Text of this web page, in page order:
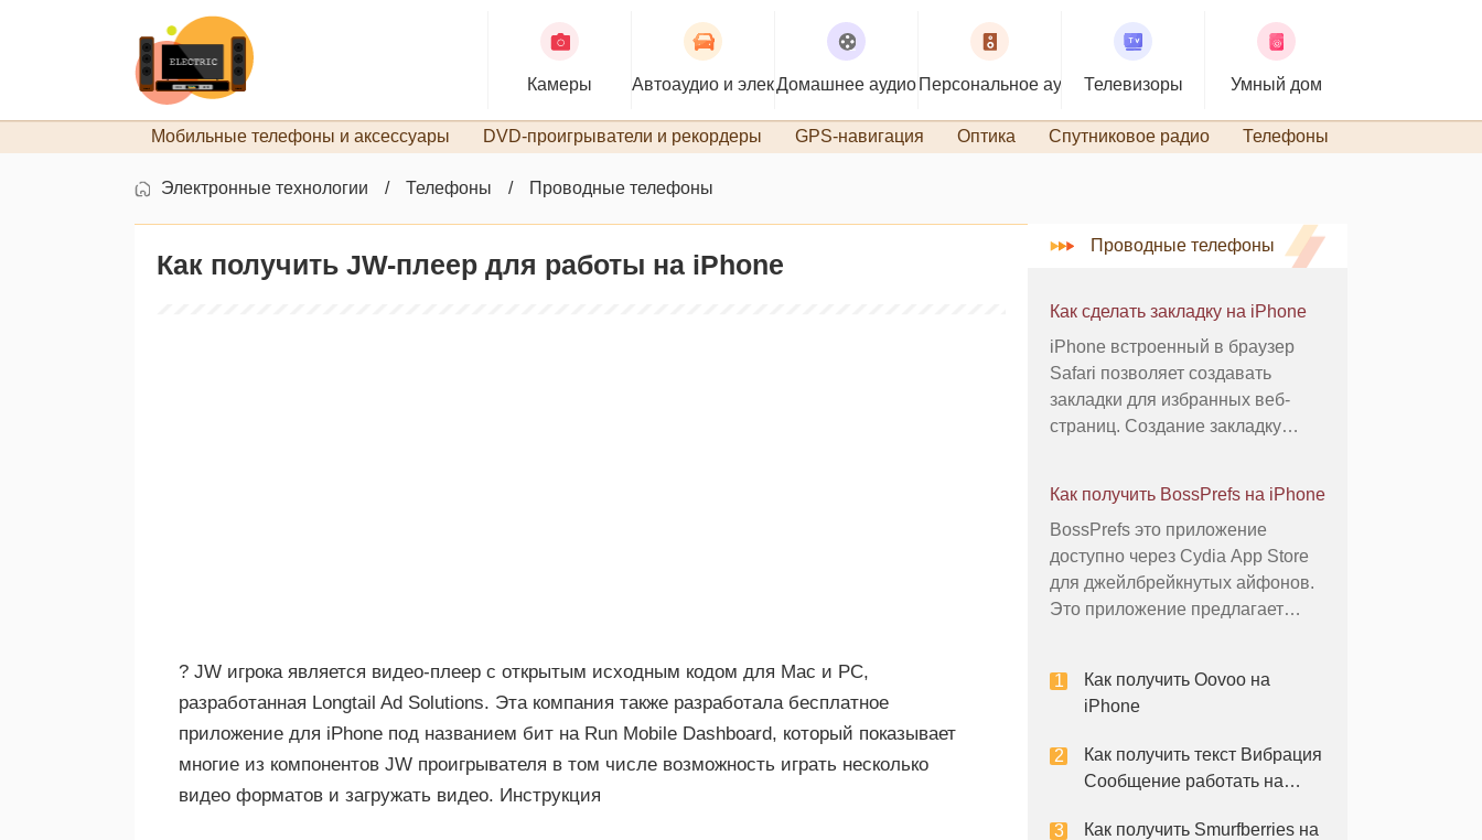
Камеры Автоаудио и электроникаДомашнее аудио Персональное аудиоТелевизоры Умный дом
Мобильные телефоны и аксессуары DVD-проигрыватели и рекордеры GPS-навигация Оптика Спутниковое радио Телефоны
Электронные технологии Телефоны Проводные телефоны
Как получить JW-плеер для работы на iPhone
? JW игрока является видео-плеер с открытым исходным кодом для Mac и PC,
разработанная Longtail Ad Solutions. Эта компания также разработала бесплатное
приложение для iPhone под названием бит на Run Mobile Dashboard, который показывает
многие из компонентов JW проигрывателя в том числе возможность играть несколько
видео форматов и загружать видео. Инструкция
Проводные телефоны
Как сделать закладку на iPhone
iPhone встроенный в браузер
Safari позволяет создавать
закладки для избранных веб-
страниц. Создание закладку
посетить в будущем. Вы можете
получить доступ к этой базе
данных в любое время из
приложения Safari и легко
получить доступ с заклад
Как получить BossPrefs на iPhone
BossPrefs это приложение
доступно через Cydia App Store
для джейлбрейкнутых айфонов.
Это приложение предлагает
Джейлбрейк процесс, который
изменяет свой iPhone, что
из других App Store компании
Apple источников. Вы мож
Как получить Oovoo на
iPhone
Как получить текст Вибрация
Сообщение работать на
Как получить Smurfberries на